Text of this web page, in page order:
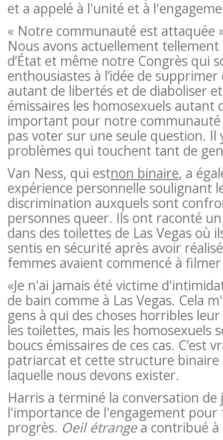
et a appelé à l'unité et à
« Notre communauté est attaquée
Nous avons actuellement
d’État et même notre Congrès qui
enthousiastes à l’idée de
autant de libertés et de diaboliser
émissaires les homosexuels autant
important pour notre communauté
pas voter sur une seule question. Il
problèmes qui touchent tant de
Van Ness, qui estnon binaire, a
expérience personnelle soulignant
discrimination auxquels sont
personnes queer. Ils ont raconté
dans des toilettes de Las Vegas où
sentis en sécurité après avoir
femmes avaient commencé à
«Je n'ai jamais été victime
de bain comme à Las Vegas. Cela
gens à qui des choses horribles
les toilettes, mais les homosexuels
boucs émissaires de ces cas. C’est
patriarcat et cette structure binaire
laquelle nous devons exister.
Harris a terminé la conversation
l'importance de l'engagement pour
progrès. Oeil étrangea contribué à